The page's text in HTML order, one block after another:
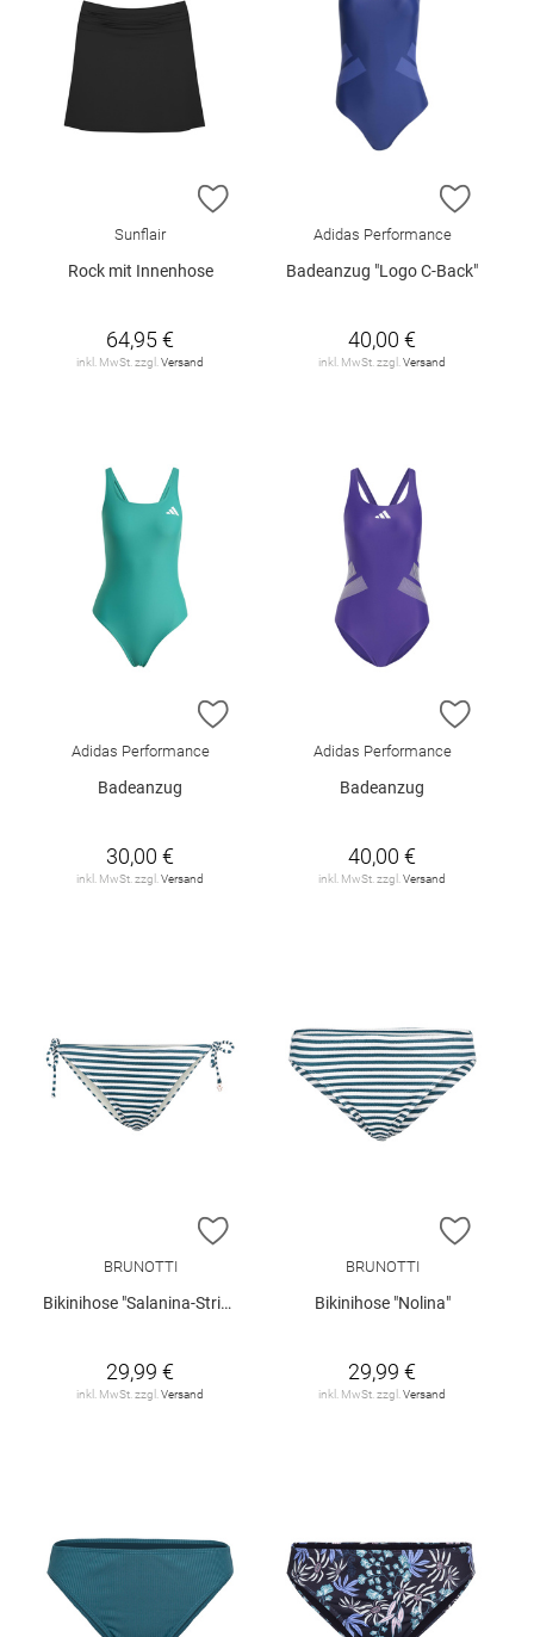
ZUR WUNSCHLISTE HINZUFÜGEN
Sunflair
Rock mit Innenhose
64,95 €
inkl. MwSt. zzgl. Versand
ZUR
Adidas Performance
Badeanzug "Logo C-Back"
40,00 €
inkl. MwSt. zzgl. Versand
ZUR WUNSCHLISTE HINZUFÜGEN
Adidas Performance
Badeanzug
30,00 €
inkl. MwSt. zzgl. Versand
ZUR
Adidas Performance
Badeanzug
40,00 €
inkl. MwSt. zzgl. Versand
ZUR WUNSCHLISTE HINZUFÜGEN
BRUNOTTI
Bikinihose "Salanina-Stripe"
29,99 €
inkl. MwSt. zzgl.Versand
ZUR
BRUNOTTI
Bikinihose "Nolina"
29,99 €
inkl. MwSt. zzgl.Versand